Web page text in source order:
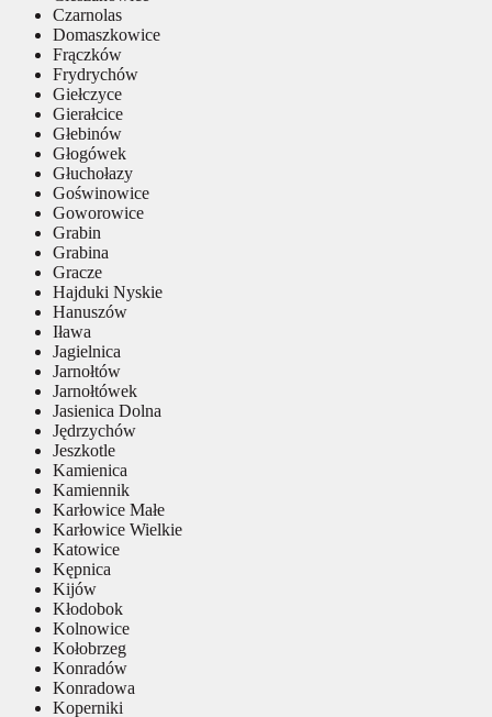
Czarnolas
Domaszkowice
Frączków
Frydrychów
Giełczyce
Gierałcice
Głebinów
Głogówek
Głuchołazy
Goświnowice
Goworowice
Grabin
Grabina
Gracze
Hajduki Nyskie
Hanuszów
Iława
Jagielnica
Jarnołtów
Jarnołtówek
Jasienica Dolna
Jędrzychów
Jeszkotle
Kamienica
Kamiennik
Karłowice Małe
Karłowice Wielkie
Katowice
Kępnica
Kijów
Kłodobok
Kolnowice
Kołobrzeg
Konradów
Konradowa
Koperniki